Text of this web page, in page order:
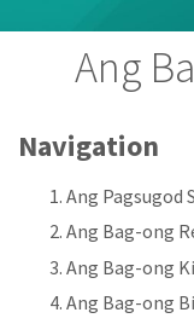
Ang
Navigation
Ang Pagsugod
Ang Bag-ong
Ang Bag-ong
Ang Bag-ong